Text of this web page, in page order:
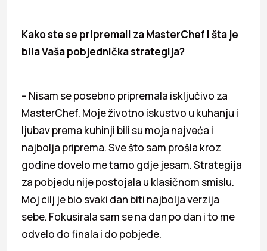
Kako ste se pripremali za MasterChef i šta je
bila Vaša pobjednička strategija?
– Nisam se posebno pripremala isključivo za
MasterChef. Moje životno iskustvo u kuhanju i
ljubav prema kuhinji bili su moja najveća i
najbolja priprema. Sve što sam prošla kroz
godine dovelo me tamo gdje jesam. Strategija
za pobjedu nije postojala u klasičnom smislu.
Moj cilj je bio svaki dan biti najbolja verzija
sebe. Fokusirala sam se na dan po dan i to me
odvelo do finala i do pobjede.